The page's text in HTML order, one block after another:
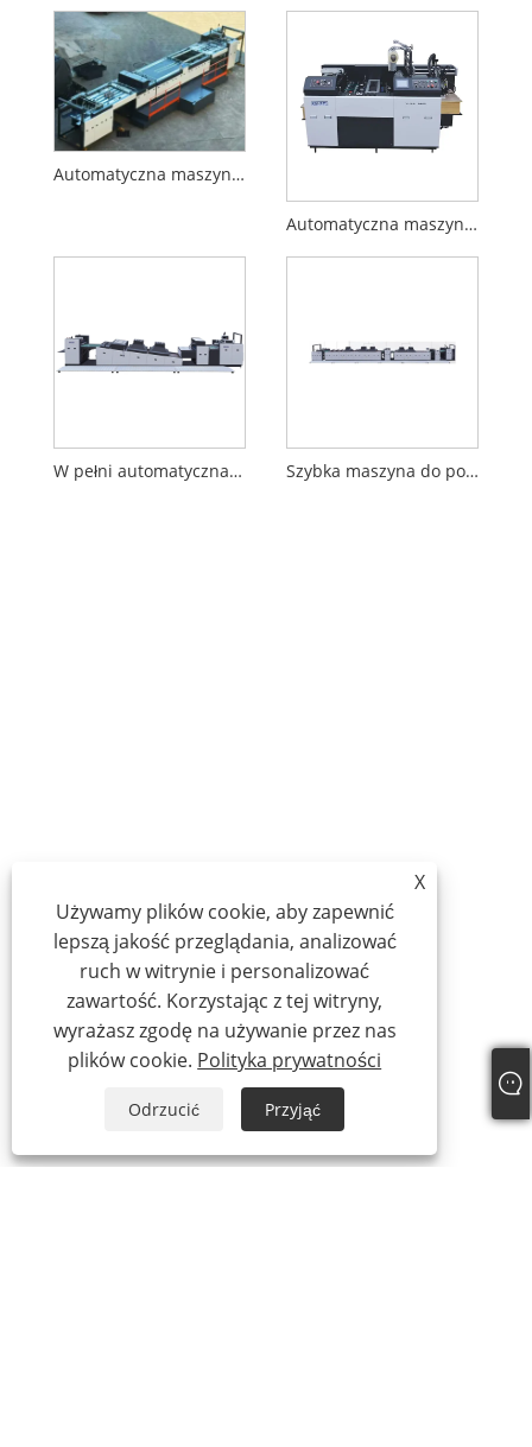
Automatyczna maszyna do kodowania atramentowego
Automatyczna maszyna do laminowania folii wstępnej YFMA-540
W pełni automatyczna maszyna o dużej prędkości Szybka maszyna do polerowania online
X
Używamy plików cookie, aby zapewnić
lepszą jakość przeglądania, analizować
ruch w witrynie i personalizować
zawartość. Korzystając z tej witryny,
wyrażasz zgodę na używanie przez nas
plików cookie. Polityka prywatności
Odrzucić Przyjąć